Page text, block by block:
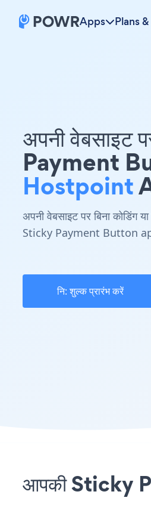
Apps Plans
अपनी
Payment
Hostpoint
अपनी वेबसाइट पर बिना कोडिंग
Sticky Payment Button
नि: शुल्क प्रारंभ करें
आपकी Sticky